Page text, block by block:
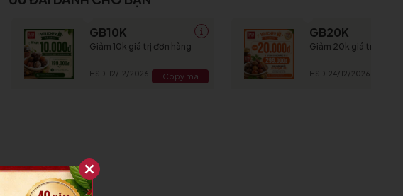
GB10K
Giảm 10k giá trị đơn hàng
HSD: 12/12/2026 Copy mã
GB20K
Giảm 20k giá trị đơn
HSD: 24/12/2026